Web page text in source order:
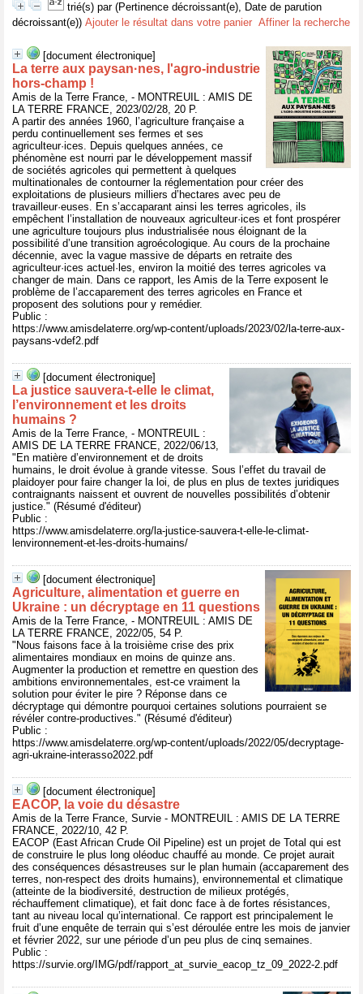
trié(s) par (Pertinence décroissant(e), Date de parution
décroissant(e)) Ajouter le résultat dans votre panier Affiner la recherche
[document électronique]
La terre aux paysan·nes, l'agro-industrie
hors-champ !
Amis de la Terre France, - MONTREUIL : AMIS DE
LA TERRE FRANCE, 2023/02/28, 20 P.
A partir des années 1960, l’agriculture française a
perdu continuellement ses fermes et ses
agriculteur·ices. Depuis quelques années, ce
phénomène est nourri par le développement massif
de sociétés agricoles qui permettent à quelques
multinationales de contourner la réglementation pour créer des
exploitations de plusieurs milliers d’hectares avec peu de
travailleur·euses. En s’accaparant ainsi les terres agricoles, ils
empêchent l’installation de nouveaux agriculteur·ices et font prospérer
une agriculture toujours plus industrialisée nous éloignant de la
possibilité d’une transition agroécologique. Au cours de la prochaine
décennie, avec la vague massive de départs en retraite des
agriculteur·ices actuel·les, environ la moitié des terres agricoles va
changer de main. Dans ce rapport, les Amis de la Terre exposent le
problème de l’accaparement des terres agricoles en France et
proposent des solutions pour y remédier.
Public :
https://www.amisdelaterre.org/wp-content/uploads/2023/02/la-terre-aux-
paysans-vdef2.pdf
[document électronique]
La justice sauvera-t-elle le climat,
l’environnement et les droits
humains ?
Amis de la Terre France, - MONTREUIL :
AMIS DE LA TERRE FRANCE, 2022/06/13,
"En matière d’environnement et de droits
humains, le droit évolue à grande vitesse. Sous l’effet du travail de
plaidoyer pour faire changer la loi, de plus en plus de textes juridiques
contraignants naissent et ouvrent de nouvelles possibilités d’obtenir
justice." (Résumé d'éditeur)
Public :
https://www.amisdelaterre.org/la-justice-sauvera-t-elle-le-climat-
lenvironnement-et-les-droits-humains/
[document électronique]
Agriculture, alimentation et guerre en
Ukraine : un décryptage en 11 questions
Amis de la Terre France, - MONTREUIL : AMIS DE
LA TERRE FRANCE, 2022/05, 54 P.
"Nous faisons face à la troisième crise des prix
alimentaires mondiaux en moins de quinze ans.
Augmenter la production et remettre en question des
ambitions environnementales, est-ce vraiment la
solution pour éviter le pire ? Réponse dans ce
décryptage qui démontre pourquoi certaines solutions pourraient se
révéler contre-productives." (Résumé d'éditeur)
Public :
https://www.amisdelaterre.org/wp-content/uploads/2022/05/decryptage-
agri-ukraine-interasso2022.pdf
[document électronique]
EACOP, la voie du désastre
Amis de la Terre France, Survie - MONTREUIL : AMIS DE LA TERRE
FRANCE, 2022/10, 42 P.
EACOP (East African Crude Oil Pipeline) est un projet de Total qui est
de construire le plus long oléoduc chauffé au monde. Ce projet aurait
des conséquences désastreuses sur le plan humain (accaparement des
terres, non-respect des droits humains), environnemental et climatique
(atteinte de la biodiversité, destruction de milieux protégés,
réchauffement climatique), et fait donc face à de fortes résistances,
tant au niveau local qu’international. Ce rapport est principalement le
fruit d’une enquête de terrain qui s’est déroulée entre les mois de janvier
et février 2022, sur une période d’un peu plus de cinq semaines.
Public :
https://survie.org/IMG/pdf/rapport_at_survie_eacop_tz_09_2022-2.pdf